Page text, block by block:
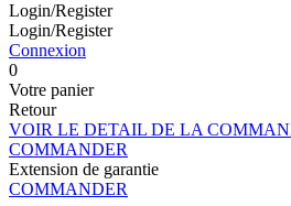
Login/Register
Login/Register
Connexion
0
Votre panier
Retour
VOIR LE DETAIL DE LA
COMMANDER
Extension de garantie
COMMANDER